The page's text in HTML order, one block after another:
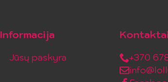
Informacija
Jūsų paskyra
Kontaktai
+370